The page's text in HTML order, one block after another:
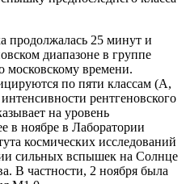
продолжалась 25 минут и
диапазоне в группе
московскому времени.
по пяти классам (А,
рентгеновского
на уровень
в ноябре в Лаборатории
космических исследований
сильных вспышек на Солнце
В частности, 2 ноября была